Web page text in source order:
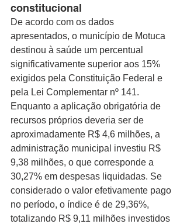
constitucional
De acordo com os dados
apresentados, o município de Motuca
destinou à saúde um percentual
significativamente superior aos 15%
exigidos pela Constituição Federal e
pela Lei Complementar nº 141.
Enquanto a aplicação obrigatória de
recursos próprios deveria ser de
aproximadamente R$ 4,6 milhões, a
administração municipal investiu R$
9,38 milhões, o que corresponde a
30,27% em despesas liquidadas. Se
considerado o valor efetivamente pago
no período, o índice é de 29,36%,
totalizando R$ 9,11 milhões investidos